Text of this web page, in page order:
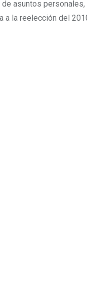
asuntos
a la reelección del